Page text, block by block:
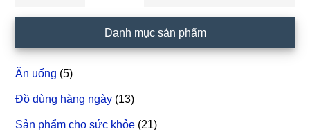
chính
Danh mục sản phẩm
Ăn uống (5)
Đồ dùng hàng ngày (13)
Sản phẩm cho sức khỏe (21)